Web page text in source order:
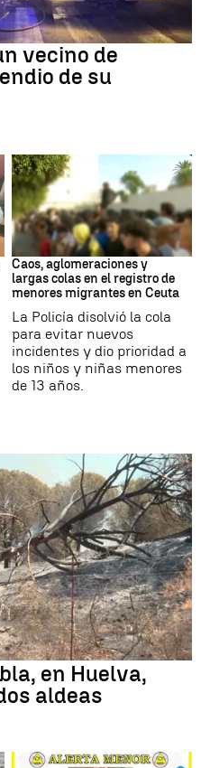
vecino de
de su
Ceuta
Caos, aglomeraciones y
largas colas en el registro de
menores migrantes en Ceuta
La Policía disolvió la cola
para evitar nuevos
incidentes y dio prioridad a
los niños y niñas menores
de 13 años.
en Huelva,
aldeas